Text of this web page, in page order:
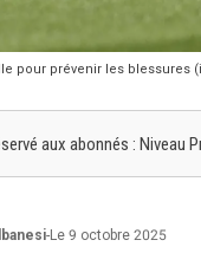
pour prévenir les
aux abonnés : Niveau
-Le 9 octobre 2025